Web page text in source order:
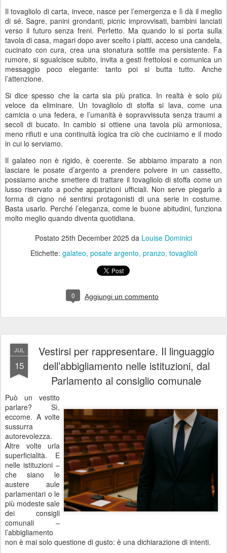
Il tovagliolo di carta, invece, nasce per l’emergenza e lì dà il meglio
di sé. Sagre, panini grondanti, picnic improvvisati, bambini lanciati
verso il futuro senza freni. Perfetto. Ma quando lo si porta sulla
tavola di casa, magari dopo aver scelto i piatti, acceso una candela,
cucinato con cura, crea una stonatura sottile ma persistente. Fa
rumore, si sgualcisce subito, invita a gesti frettolosi e comunica un
messaggio poco elegante: tanto poi si butta tutto. Anche
l’attenzione.
Si dice spesso che la carta sia più pratica. In realtà è solo più
veloce da eliminare. Un tovagliolo di stoffa si lava, come una
camicia o una federa, e l’umanità è sopravvissuta senza traumi a
secoli di bucato. In cambio si ottiene una tavola più armoniosa,
meno rifiuti e una continuità logica tra ciò che cuciniamo e il modo
in cui lo serviamo.
Il galateo non è rigido, è coerente. Se abbiamo imparato a non
lasciare le posate d’argento a prendere polvere in un cassetto,
possiamo anche smettere di trattare il tovagliolo di stoffa come un
lusso riservato a poche apparizioni ufficiali. Non serve piegarlo a
forma di cigno né sentirsi protagonisti di una serie in costume.
Basta usarlo. Perché l’eleganza, come le buone abitudini, funziona
molto meglio quando diventa quotidiana.
Postato 25th December 2025 da Louise Dominici
Etichette: galateo posate argento pranzo tovaglioli
0 Aggiungi un commento
JUL
15
Vestirsi per rappresentare. Il linguaggio
dell’abbigliamento nelle istituzioni, dal
Parlamento al consiglio comunale
Può un vestito
parlare? Sì,
eccome. A volte
sussurra
autorevolezza.
Altre volte urla
superficialità. E
nelle istituzioni –
che siano le
austere aule
parlamentari o le
più modeste sale
dei consigli
comunali –
l’abbigliamento
non è mai solo questione di gusto: è una dichiarazione di intenti.